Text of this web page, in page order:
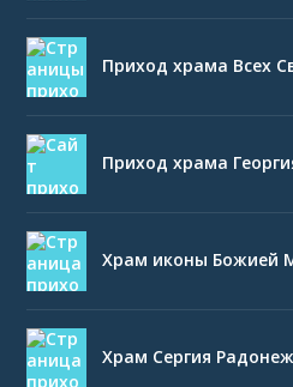
Приход храма Всех
Приход храма
Храм иконы Божией
Храм Сергия